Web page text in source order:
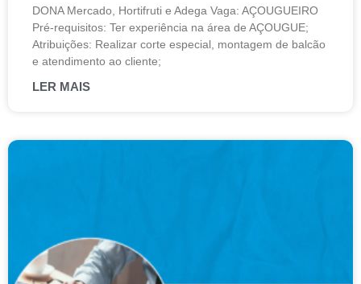
DONA Mercado, Hortifruti e Adega Vaga: AÇOUGUEIRO
Pré-requisitos: Ter experiência na área de AÇOUGUE;
Atribuições: Realizar corte especial, montagem de balcão
e atendimento ao cliente;
LER MAIS